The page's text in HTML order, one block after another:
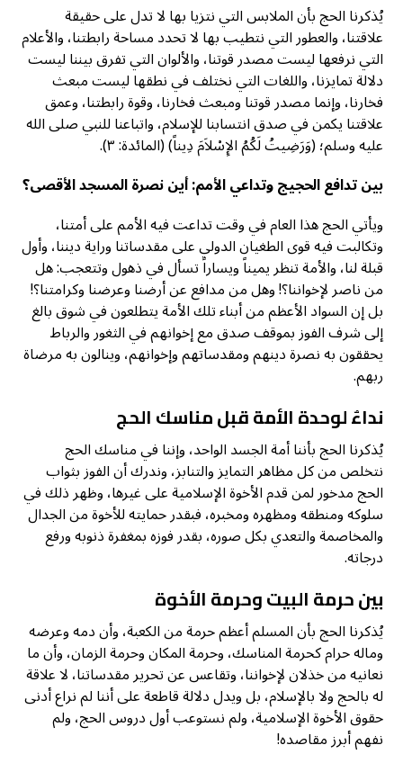
يُذكرنا الحج بأن الملابس التي نتزيا بها لا تدل على حقيقة
علاقتنا، والعطور التي نتطيب بها لا تحدد مساحة رابطتنا، والأعلام
التي نرفعها ليست مصدر قوتنا، والألوان التي تفرق بيننا ليست
دلالة تمايزنا، واللغات التي نختلف في نطقها ليست مبعث
فخارنا، وإنما مصدر قوتنا ومبعث فخارنا، وقوة رابطتنا، وعمق
علاقتنا يكمن في صدق انتسابنا للإسلام، واتباعنا للنبي صلى الله
عليه وسلم؛ (وَرَضِيتُ لَكُمُ الإِسْلاَمَ دِيناً) (المائدة: ٣).
بين تدافع الحجيج وتداعي الأمم: أين نصرة المسجد الأقصى؟
ويأتي الحج هذا العام في وقت تداعت فيه الأمم على أمتنا،
وتكالبت فيه قوى الطغيان الدولي على مقدساتنا وراية ديننا، وأول
قبلة لنا، والأمة تنظر يميناً ويساراً تسأل في ذهول وتتعجب: هل
من ناصر لإخواننا؟! وهل من مدافع عن أرضنا وعرضنا وكرامتنا؟!
بل إن السواد الأعظم من أبناء تلك الأمة يتطلعون في شوق بالغ
إلى شرف الفوز بموقف صدق مع إخوانهم في الثغور والرباط
يحققون به نصرة دينهم ومقدساتهم وإخوانهم، وينالون به مرضاة
ربهم.
نداءٌ لوحدة الأمة قبل مناسك الحج
يُذكرنا الحج بأننا أمة الجسد الواحد، وإننا في مناسك الحج
نتخلص من كل مظاهر التمايز والتنابز، وندرك أن الفوز بثواب
الحج مدخور لمن قدم الأخوة الإسلامية على غيرها، وظهر ذلك في
سلوكه ومنطقه ومظهره ومخبره، فبقدر حمايته للأخوة من الجدال
والمخاصمة والتعدي بكل صوره، بقدر فوزه بمغفرة ذنوبه ورفع
درجاته.
بين حرمة البيت وحرمة الأخوة
يُذكرنا الحج بأن المسلم أعظم حرمة من الكعبة، وأن دمه وعرضه
وماله حرام كحرمة المناسك، وحرمة المكان وحرمة الزمان، وأن ما
نعانيه من خذلان لإخواننا، وتقاعس عن تحرير مقدساتنا، لا علاقة
له بالحج ولا بالإسلام، بل ويدل دلالة قاطعة على أننا لم نراع أدنى
حقوق الأخوة الإسلامية، ولم نستوعب أول دروس الحج، ولم
نفهم أبرز مقاصده!